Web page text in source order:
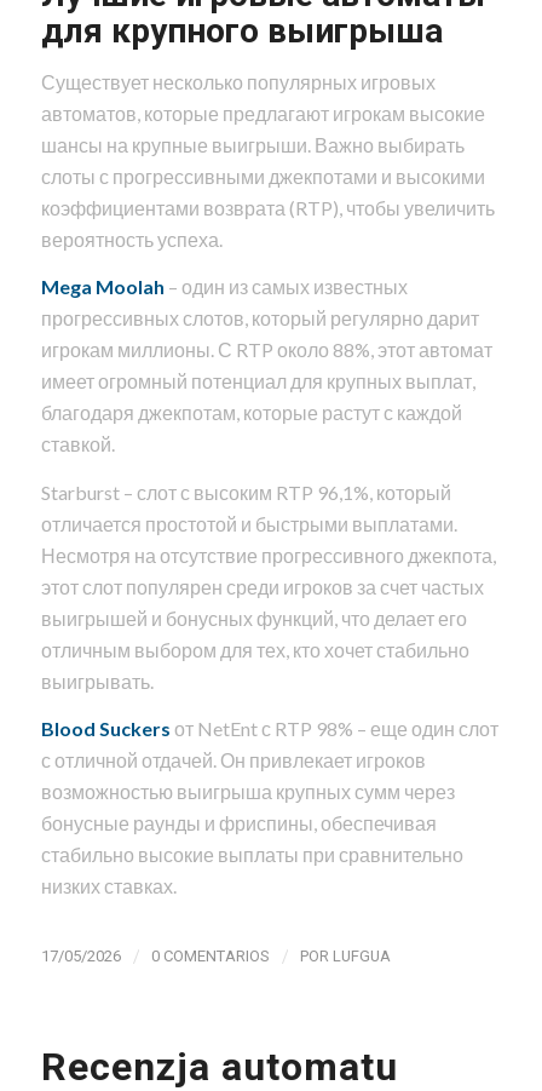
для крупного выигрыша
Существует несколько популярных игровых
автоматов, которые предлагают игрокам высокие
шансы на крупные выигрыши. Важно выбирать
слоты с прогрессивными джекпотами и высокими
коэффициентами возврата (RTP), чтобы увеличить
вероятность успеха.
Mega Moolah – один из самых известных
прогрессивных слотов, который регулярно дарит
игрокам миллионы. С RTP около 88%, этот автомат
имеет огромный потенциал для крупных выплат,
благодаря джекпотам, которые растут с каждой
ставкой.
Starburst – слот с высоким RTP 96,1%, который
отличается простотой и быстрыми выплатами.
Несмотря на отсутствие прогрессивного джекпота,
этот слот популярен среди игроков за счет частых
выигрышей и бонусных функций, что делает его
отличным выбором для тех, кто хочет стабильно
выигрывать.
Blood Suckers от NetEnt с RTP 98% – еще один слот
с отличной отдачей. Он привлекает игроков
возможностью выигрыша крупных сумм через
бонусные раунды и фриспины, обеспечивая
стабильно высокие выплаты при сравнительно
низких ставках.
17/05/2026 / 0 COMENTARIOS / POR LUFGUA
Recenzja automatu